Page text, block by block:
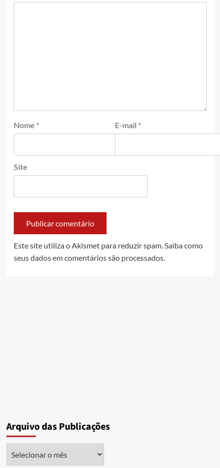
Nome * E-mail *
Site
Este site utiliza o Akismet para reduzir spam.Saiba como
seus dados em comentários são processados.
Arquivo das Publicações